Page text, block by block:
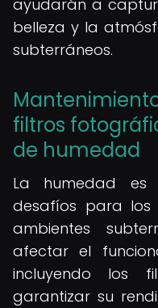
ayudarán a
belleza y la
subterráneos.
filtros
de humedad
La humedad es
desafíos para los
ambientes
afectar el
incluyendo los
garantizar su